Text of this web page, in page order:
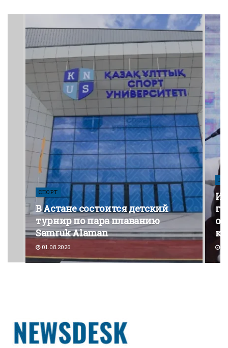
СПОРТ
В Астане состоится детский
турнир по пара плаванию
Samruk Alaman
01.08.2026